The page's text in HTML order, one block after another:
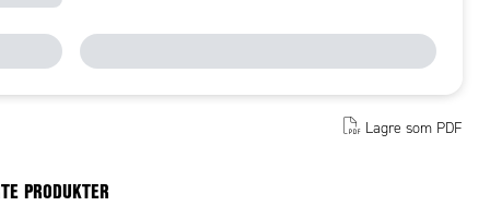
Lagre som PDF
PRODUKTER